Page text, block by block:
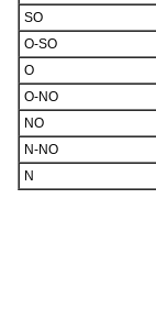
SO
O-SO
O
O-NO
NO
N-NO
N